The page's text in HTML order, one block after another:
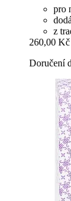
pro
z
260,00 Kč
Doručení